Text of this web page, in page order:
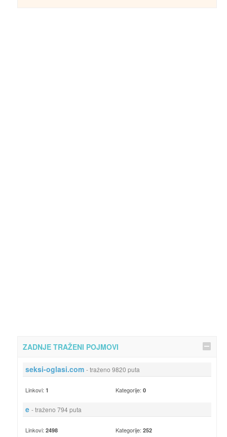
ZADNJE TRAŽENI POJMOVI
seksi-oglasi.com - traženo 9820 puta
Linkovi: 1 Kategorije:0
e - traženo 794 puta
Linkovi: 2498 Kategorije:252